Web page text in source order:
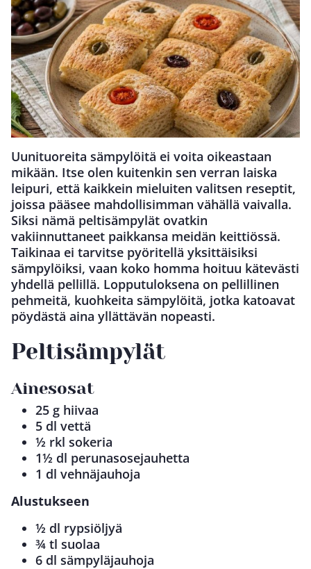
Uunituoreita sämpylöitä ei voita oikeastaan
mikään. Itse olen kuitenkin sen verran laiska
leipuri, että kaikkein mieluiten valitsen reseptit,
joissa pääsee mahdollisimman vähällä vaivalla.
Siksi nämä peltisämpylät ovatkin
vakiinnuttaneet paikkansa meidän keittiössä.
Taikinaa ei tarvitse pyöritellä yksittäisiksi
sämpylöiksi, vaan koko homma hoituu kätevästi
yhdellä pellillä. Lopputuloksena on pellillinen
pehmeitä, kuohkeita sämpylöitä, jotka katoavat
pöydästä aina yllättävän nopeasti.
Peltisämpylät
Ainesosat
25 g hiivaa
5 dl vettä
½ rkl sokeria
1½ dl perunasosejauhetta
1 dl vehnäjauhoja
Alustukseen
½ dl rypsiöljyä
¾ tl suolaa
6 dl sämpyläjauhoja